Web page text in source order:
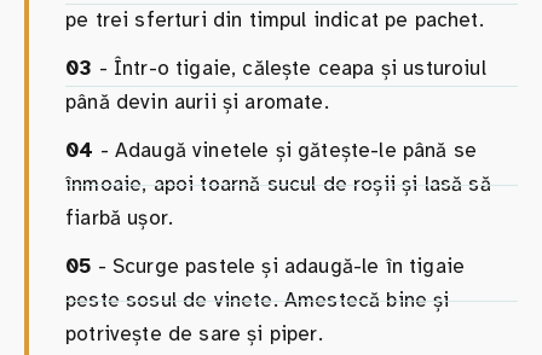
pe trei sferturi din timpul indicat pe pachet.
03 - Într-o tigaie, călește ceapa și usturoiul
până devin aurii și aromate.
04 - Adaugă vinetele și gătește-le până se
înmoaie, apoi toarnă sucul de roșii și lasă să
fiarbă ușor.
05 - Scurge pastele și adaugă-le în tigaie
peste sosul de vinete. Amestecă bine și
potrivește de sare și piper.